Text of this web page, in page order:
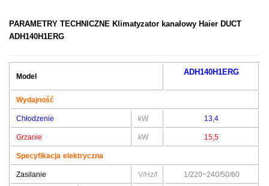
PARAMETRY TECHNICZNE Klimatyzator kanałowy Haier DUCT
ADH140H1ERG
Model ADH140H1ERG
Wydajność
Chłodzenie kW 13,4
Grzanie kW 15,5
Specyfikacja elektryczna
Zasilanie V/Hz/f 1/220~240/50/60